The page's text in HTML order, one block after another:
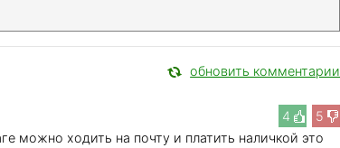
обновить комментарии
4 5
можно ходить на почту и платить наличкой это